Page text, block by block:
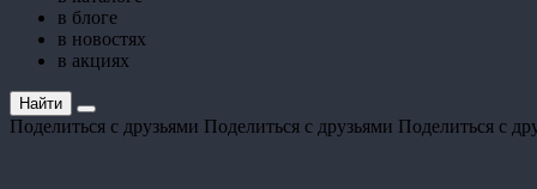
в блоге
в новостях
в акциях
Найти
Поделиться с друзьями Поделиться с друзьями Поделиться с